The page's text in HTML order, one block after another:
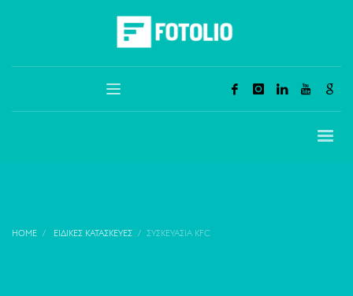
HOME ΕΙΔΙΚΈΣ ΚΑΤΑΣΚΕΥΈΣ ΣΥΣΚΕΥΑΣΊΑ KFC